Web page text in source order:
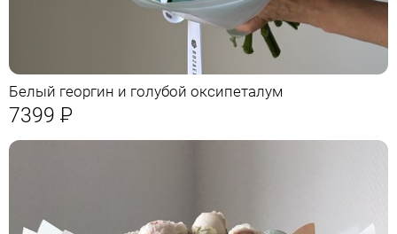
Белый георгин и голубой оксипеталум
7399 Р